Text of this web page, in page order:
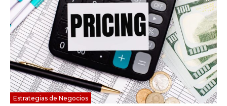
Estrategias de Negocios